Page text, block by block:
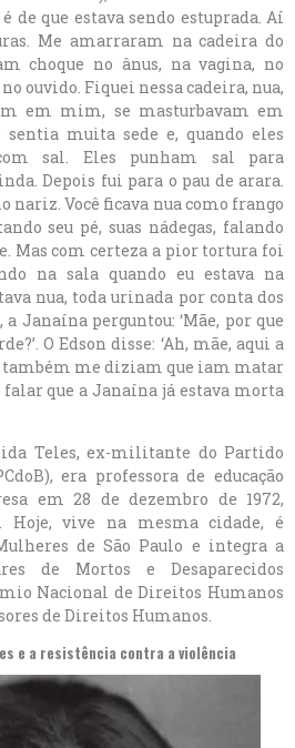
de que estava sendo estuprada. Aí
Me amarraram na cadeira do
choque no ânus, na vagina, no
ouvido. Fiquei nessa cadeira, nua,
em mim, se masturbavam em
muita sede e, quando eles
sal. Eles punham sal para
Depois fui para o pau de arara.
nariz. Você ficava nua como frango
seu pé, suas nádegas, falando
Mas com certeza a pior tortura foi
na sala quando eu estava na
nua, toda urinada por conta dos
a Janaína perguntou: ‘Mãe, por que
O Edson disse: ‘Ah, mãe, aqui a
também me diziam que iam matar
falar que a Janaína já estava morta
Teles, ex-militante do Partido
era professora de educação
em 28 de dezembro de 1972,
Hoje, vive na mesma cidade, é
de São Paulo e integra a
de Mortos e Desaparecidos
Nacional de Direitos Humanos
de Direitos Humanos.
e a resistência contra a violência